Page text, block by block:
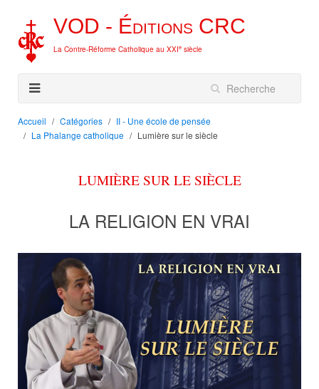
VOD - Éditions CRC
La Contre-Réforme Catholique au XXIe siècle
Accueil Catégories
II - Une école de pensée
La Phalange catholique
Lumière sur le siècle
LUMIÈRE SUR LE SIÈCLE
LA RELIGION EN VRAI